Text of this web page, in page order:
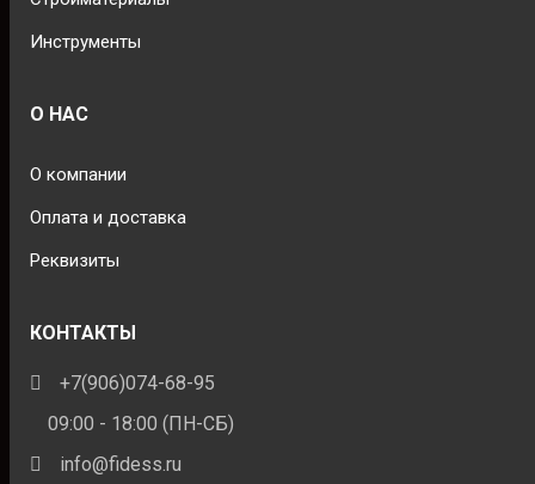
Инструменты
О НАС
О компании
Оплата и доставка
Реквизиты
КОНТАКТЫ
+7(906)074-68-95
09:00 - 18:00 (ПН-СБ)
info@fidess.ru